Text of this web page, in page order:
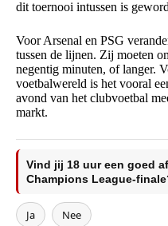
dit toernooi intussen is
Voor Arsenal en PSG
tussen de lijnen. Zij moeten
negentig minuten, of langer.
voetbalwereld is het vooral
avond van het clubvoetbal
markt.
Vind jij 18 uur een goed
Champions League-
Ja Nee